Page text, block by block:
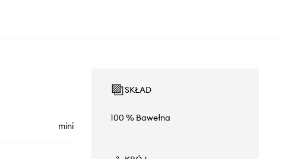
mini
SKŁAD
100 % Bawełna